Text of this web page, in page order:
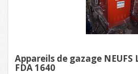
Appareils de gazage NEUFS
FDA 1640